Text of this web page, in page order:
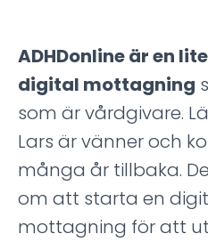
ADHDonline är en
digital mottagning
som är vårdgivare.
Lars är vänner och
många år tillbaka.
om att starta en
mottagning för att